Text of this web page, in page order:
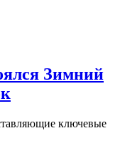
Зимний
ключевые